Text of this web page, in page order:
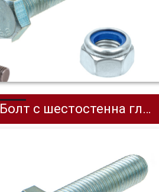
Болт с шестостенна глава